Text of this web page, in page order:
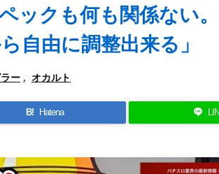
ックも何も関係ない
自由に調整出来る」
ー , オカルト
B! Hatena